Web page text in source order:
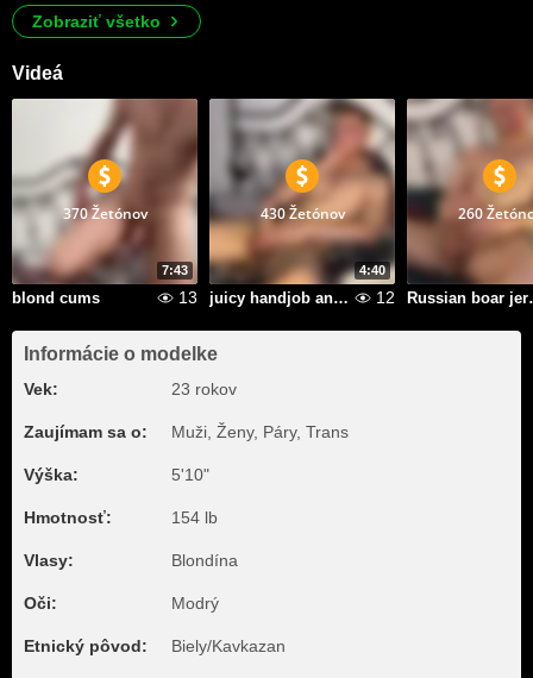
Zobraziť všetko
Videá
7:43
370 Žetónov
blond cums 13
4:40
430 Žetónov
juicy handjob and powerful sperm 12
260
Informácie o modelke
Vek: 23 rokov
Zaujímam sa o: Muži, Ženy, Páry, Trans
Výška: 5'10"
Hmotnosť: 154 lb
Vlasy: Blondína
Oči: Modrý
Etnický pôvod: Biely/Kavkazan